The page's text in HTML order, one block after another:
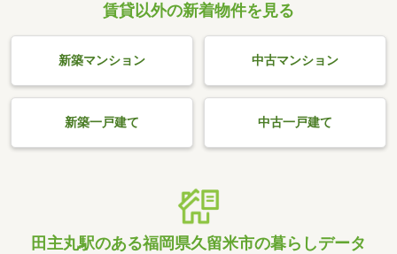
賃貸以外の新着物件を見る
新築マンション 中古マンション
新築一戸建て 中古一戸建て
田主丸駅のある福岡県久留米市の暮らしデータ